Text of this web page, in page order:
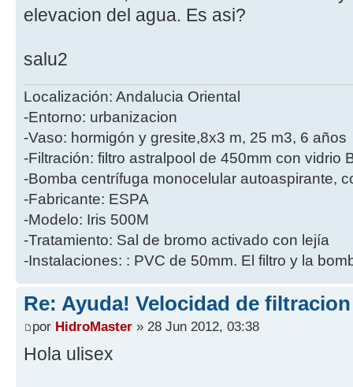
elevacion del agua. Es asi?
salu2
Localización: Andalucia Oriental
-Entorno: urbanizacion
-Vaso: hormigón y gresite,8x3 m, 25 m3, 6 años
-Filtración: filtro astralpool de 450mm con vidrio
-Bomba centrífuga monocelular autoaspirante,
-Fabricante: ESPA
-Modelo: Iris 500M
-Tratamiento: Sal de bromo activado con lejía
-Instalaciones: : PVC de 50mm. El filtro y la
Re: Ayuda! Velocidad de
por HidroMaster » 28 Jun 2012, 03:38
Hola ulisex